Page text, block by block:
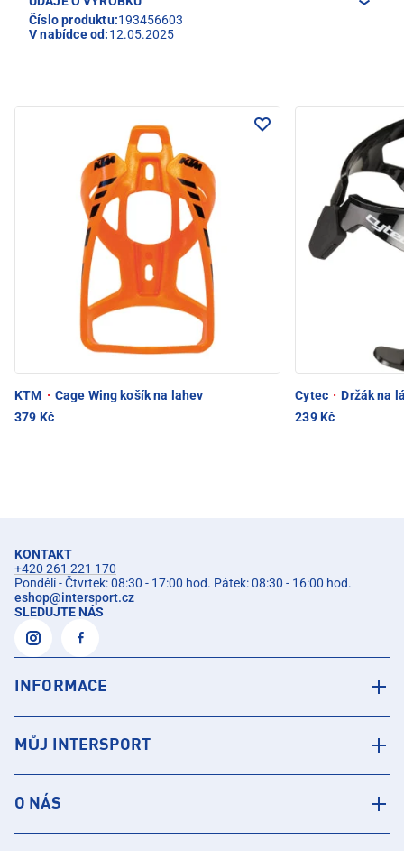
Číslo produktu:193456603
V nabídce od:12.05.2025
KTM · Cage Wing košík na lahev
379 Kč
Cytec · Držák na
239 Kč
KONTAKT
+420 261 221 170
Pondělí - Čtvrtek: 08:30 - 17:00 hod. Pátek: 08:30 - 16:00 hod.
eshop@intersport.cz
SLEDUJTE NÁS
INFORMACE
MŮJ INTERSPORT
O NÁS